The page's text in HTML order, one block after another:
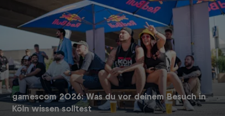
gamescom 2026: Was du vor deinem Besuch in
Köln wissen solltest